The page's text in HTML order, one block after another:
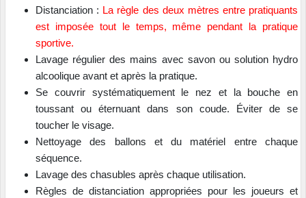
Distanciation : La règle des deux mètres entre pratiquants
est imposée tout le temps, même pendant la pratique
sportive.
Lavage régulier des mains avec savon ou solution hydro
alcoolique avant et après la pratique.
Se couvrir systématiquement le nez et la bouche en
toussant ou éternuant dans son coude. Éviter de se
toucher le visage.
Nettoyage des ballons et du matériel entre chaque
séquence.
Lavage des chasubles après chaque utilisation.
Règles de distanciation appropriées pour les joueurs et